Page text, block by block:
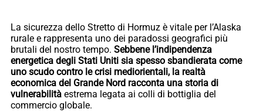
La sicurezza dello Stretto di Hormuz è vitale per l’Alaska
rurale e rappresenta uno dei paradossi geografici più
brutali del nostro tempo. Sebbene l’indipendenza
energetica degli Stati Uniti sia spesso sbandierata come
uno scudo contro le crisi mediorientali, la realtà
economica del Grande Nord racconta una storia di
vulnerabilità estrema legata ai colli di bottiglia del
commercio globale.